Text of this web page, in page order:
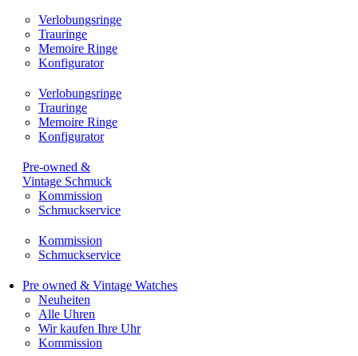
Verlobungsringe
Trauringe
Memoire Ringe
Konfigurator
Verlobungsringe
Trauringe
Memoire Ringe
Konfigurator
Pre-owned &
Vintage Schmuck
Kommission
Schmuckservice
Kommission
Schmuckservice
Pre owned & Vintage Watches
Neuheiten
Alle Uhren
Wir kaufen Ihre Uhr
Kommission